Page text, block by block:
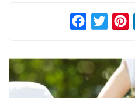
Facebook